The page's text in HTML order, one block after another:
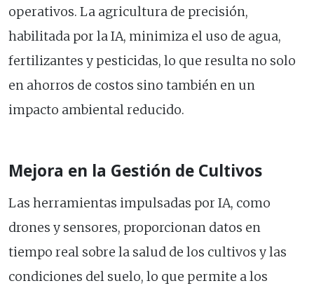
operativos. La agricultura de precisión,
habilitada por la IA, minimiza el uso de agua,
fertilizantes y pesticidas, lo que resulta no solo
en ahorros de costos sino también en un
impacto ambiental reducido.
Mejora en la Gestión de Cultivos
Las herramientas impulsadas por IA, como
drones y sensores, proporcionan datos en
tiempo real sobre la salud de los cultivos y las
condiciones del suelo, lo que permite a los